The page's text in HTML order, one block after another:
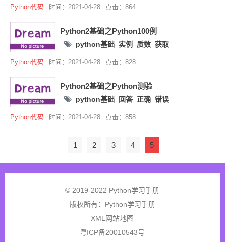
Python代码 时间：2021-04-28 点击：864
Python2基础之Python100例
python基础 实例 质数 获取
Python代码 时间：2021-04-28 点击：828
Python2基础之Python测验
python基础 回答 正确 错误
Python代码 时间：2021-04-28 点击：858
1 2 3 4 5
© 2019-2022 Python学习手册
版权所有： Python学习手册
XML网站地图
粤ICP备20010543号